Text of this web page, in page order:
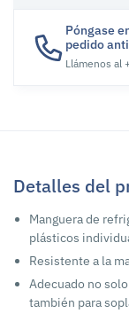
Póngase
pedido
Llámenos al
Detalles del
Manguera de
plásticos
Resistente a la
Adecuado no
también para